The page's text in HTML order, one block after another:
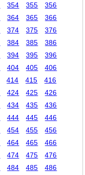
354 355
356
364 365
366
374 375
376
384 385
386
394 395
396
404 405
406
414 415
416
424 425
426
434 435
436
444 445
446
454 455
456
464 465
466
474 475
476
484 485
486